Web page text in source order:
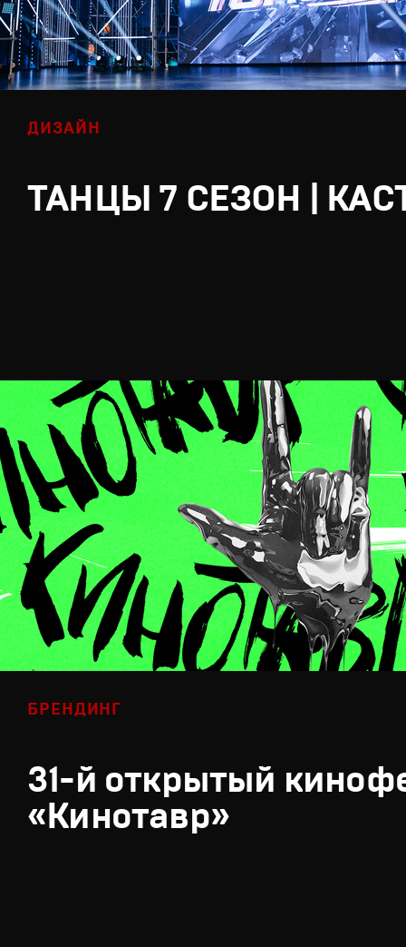
ДИЗАЙН
ТАНЦЫ 7 СЕЗОН |
БРЕНДИНГ
31-й открытый
«Кинотавр»